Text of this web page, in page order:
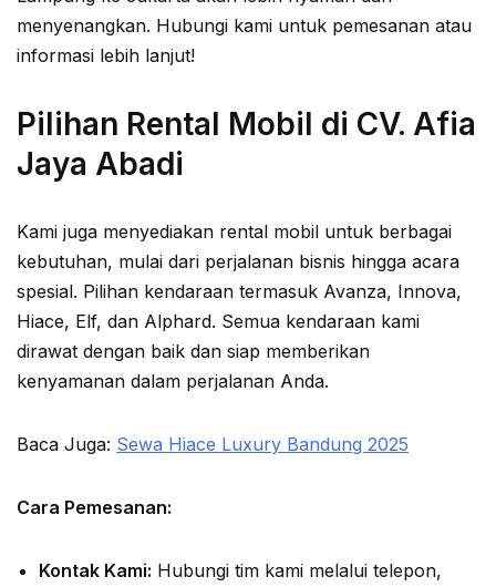
menyenangkan. Hubungi kami untuk pemesanan atau
informasi lebih lanjut!
Pilihan Rental Mobil di CV. Afia
Jaya Abadi
Kami juga menyediakan rental mobil untuk berbagai
kebutuhan, mulai dari perjalanan bisnis hingga acara
spesial. Pilihan kendaraan termasuk Avanza, Innova,
Hiace, Elf, dan Alphard. Semua kendaraan kami
dirawat dengan baik dan siap memberikan
kenyamanan dalam perjalanan Anda.
Baca Juga: Sewa Hiace Luxury Bandung 2025
Cara Pemesanan:
Kontak Kami: Hubungi tim kami melalui telepon,